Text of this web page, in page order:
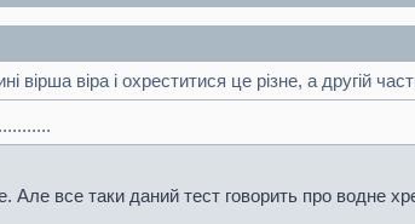
віра і охреститися це різне, а другій
все таки даний тест говорить про водне